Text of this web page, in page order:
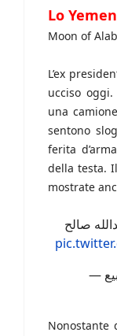
Lo
Moon of
L’ex
ucciso
una
sentono
ferita
della testa.
mostrate
صالح
Nonostante